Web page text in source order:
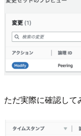
ただ実際に確認して